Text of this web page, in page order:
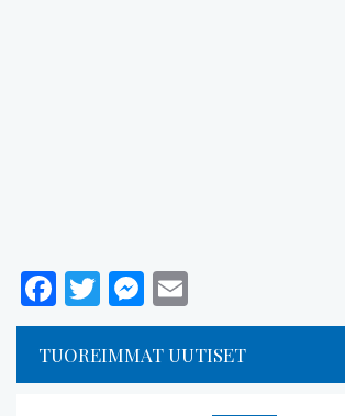
Facebook
TwitterMessenger
TUOREIMMAT UUTISET